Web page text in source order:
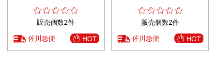
販売個数2件
佐川急便 HOT
販売個数2件
佐川急便 HOT